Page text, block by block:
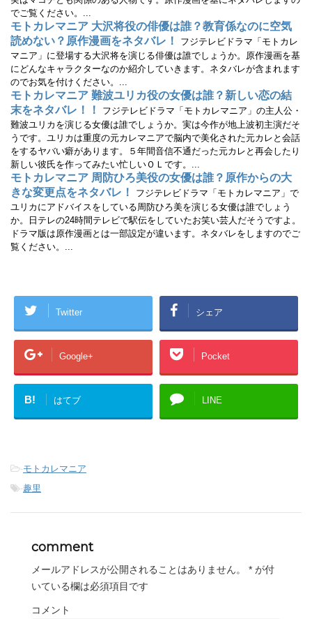
ま
す
)
でご覧ください。...
モトカレマニア 大沢将役の俳優は誰？教育係なのに空気
読めない？原作漫画をネタバレ！
フジテレビドラマ「モトカレ
マニア」に登場する大沢将を演じる俳優は誰でしょうか。原作漫画を基
にどんなキャラクターなのか紹介していきます。ネタバレが含まれます
のでお気を付けください。...
モトカレマニア 難波ユリカ役の女優は誰？新しい恋の結
末をネタバレ！！
フジテレビドラマ「モトカレマニア」の主人公・
難波ユリカを演じる女優は誰でしょうか。実は今作が地上波初主演だそ
うです。ユリカは重度の元カレマニアで脳内で美化された元カレと会話
をするヤバい癖があります。５年間音信不通だった元カレと再会したり
新しい彼氏を作ってみたい忙しいＯＬです。...
モトカレマニア 周防ひろ美役の女優は誰？原作からの大
きな変更点をネタバレ！
フジテレビドラマ「モトカレマニア」で
ユリカにアドバイスをしている周防ひろ美を演じる女優は誰でしょう
か。日テレの24時間テレビで駅伝をしていたお笑い芸人だそうですよ。
ドラマ版は原作漫画とは一部設定が違います。ネタバレをしますのでご
覧ください。...
Twitter シェア
Google+ Pocket
B! はてブ LINE
-モトカレマニア
-趣里
comment
メールアドレスが公開されることはありません。 * が付
いている欄は必須項目です
コメント